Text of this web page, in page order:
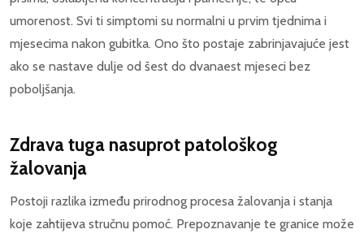
umorenost. Svi ti simptomi su normalni u prvim tjednima i
mjesecima nakon gubitka. Ono što postaje zabrinjavajuće jest
ako se nastave dulje od šest do dvanaest mjeseci bez
poboljšanja.
Zdrava tuga nasuprot patološkog
žalovanja
Postoji razlika između prirodnog procesa žalovanja i stanja
koje zahtijeva stručnu pomoć. Prepoznavanje te granice može